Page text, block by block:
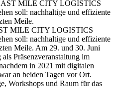
MILE CITY LOGISTICS
soll: nachhaltige und effiziente
Meile. Am 29. und 30. Juni
Präsenzveranstaltung im
in 2021 mit digitalen
an beiden Tagen vor Ort.
Workshops und Raum für das